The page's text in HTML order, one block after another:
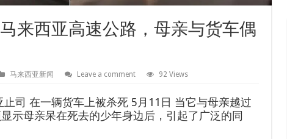
来西亚高速公路，母亲与货车偶
马来西亚新闻 Leave a comment 92 Views
止司 在一辆货车上被杀死5月11日 当它与母亲越过
示母亲呆在死去的少年身边后，引起了广泛的同